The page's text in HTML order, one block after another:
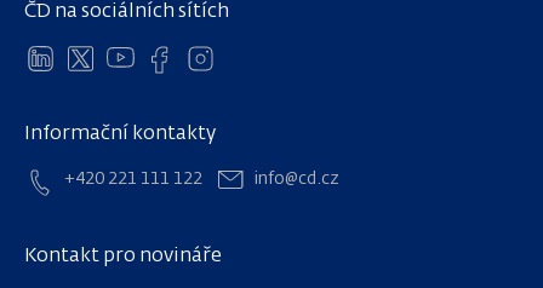
Informační kontakty
+420 221 111 122 info@cd.cz
Kontakt pro novináře
ČD na sociálních sítích